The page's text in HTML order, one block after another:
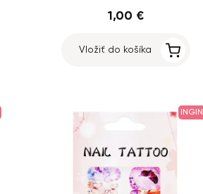
1,00 €
Vložiť do košíka